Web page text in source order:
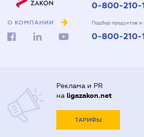
О КОМПАНИИ
0-800-210-
Подбор продуктов и
0-800-210-
Реклама и PR
на ligazakon.net
ТАРИФЫ